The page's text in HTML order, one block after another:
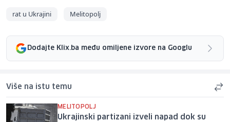
rat u Ukrajini Melitopolj
Dodajte Klix.ba među omiljene izvore na Googlu
Više na istu temu
MELITOPOLJ
Ukrajinski partizani izveli napad dok su